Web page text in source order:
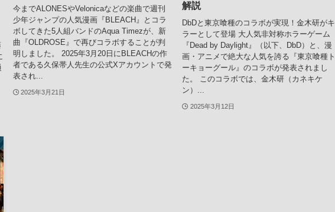
今までALONESやVelonicaなどの楽曲で週刊
少年ジャンプの人気漫画『BLEACH』とコラ
ボしてきた5人組バンドのAqua Timezが、新
曲『OLDROSE』で再びコラボすることが判
明しました。 2025年3月20日にBLEACHの作
者である久保帯人先生の公式Xアカウントで発
表され...
2025年3月21日
解説
DbDと東京喰種のコラボが実現！金木研がキ
ラーとして登場 大人気非対称ホラーゲーム
『Dead by Daylight』（以下、DbD）と、漫
画・アニメで絶大な人気を誇る『東京喰種ト
ーキョーグール』のコラボが発表されまし
た。 このコラボでは、金木研（カネキケ
ン）...
2025年3月12日